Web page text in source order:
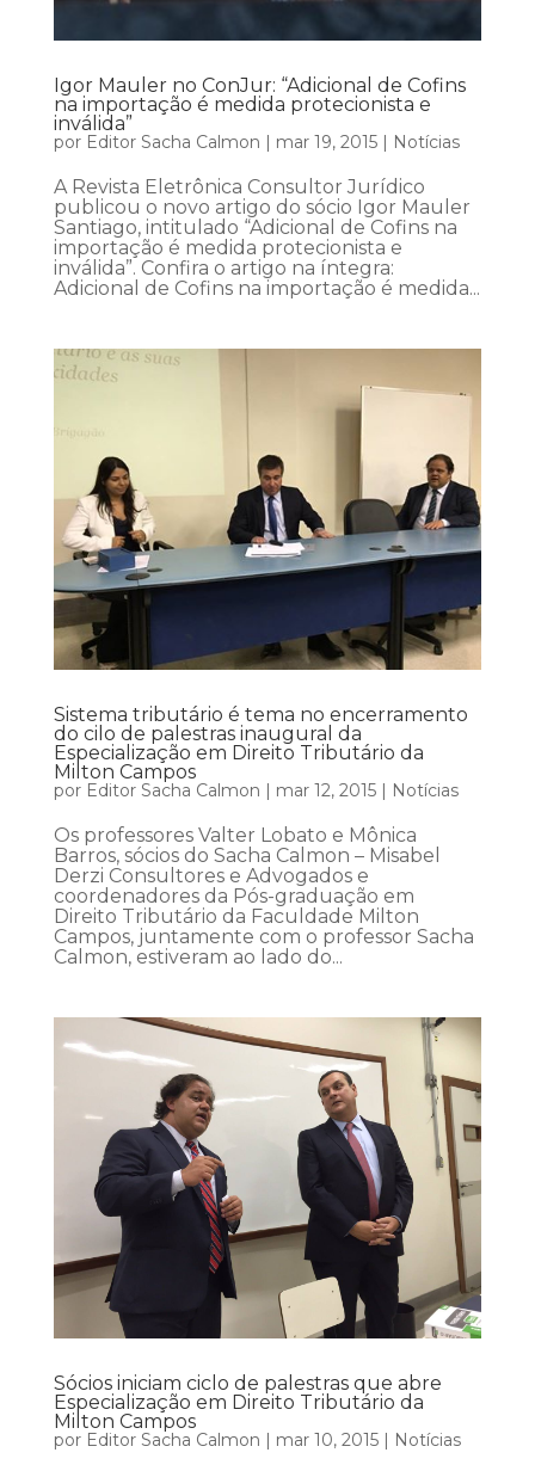
Igor Mauler no ConJur: “Adicional de Cofins
na importação é medida protecionista e
inválida”
por Editor Sacha Calmon mar 19, 2015| Notícias
A Revista Eletrônica Consultor Jurídico
publicou o novo artigo do sócio Igor Mauler
Santiago, intitulado “Adicional de Cofins na
importação é medida protecionista e
inválida”. Confira o artigo na íntegra:
Adicional de Cofins na importação é medida...
Sistema tributário é tema no encerramento
do cilo de palestras inaugural da
Especialização em Direito Tributário da
Milton Campos
por Editor Sacha Calmon | mar 12, 2015| Notícias
Os professores Valter Lobato e Mônica
Barros, sócios do Sacha Calmon – Misabel
Derzi Consultores e Advogados e
coordenadores da Pós-graduação em
Direito Tributário da Faculdade Milton
Campos, juntamente com o professor Sacha
Calmon, estiveram ao lado do...
Sócios iniciam ciclo de palestras que abre
Especialização em Direito Tributário da
Milton Campos
por Editor Sacha Calmon | mar 10, 2015| Notícias